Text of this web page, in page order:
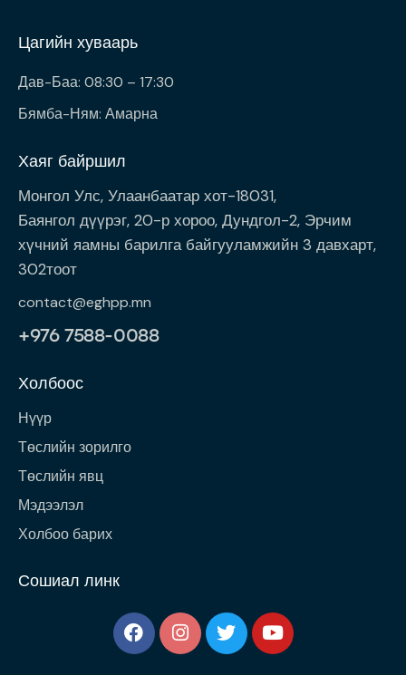
Цагийн хуваарь
Дав-Баа: 08:30 – 17:30
Бямба-Ням: Амарна
Хаяг байршил
Монгол Улс, Улаанбаатар хот-18031,
Баянгол дүүрэг, 20-р хороо, Дундгол-2, Эрчим
хүчний яамны барилга байгууламжийн 3 давхарт,
302тоот
contact@eghpp.mn
+976 7588-0088
Холбоос
Нүүр
Төслийн зорилго
Төслийн явц
Мэдээлэл
Холбоо барих
Сошиал линк